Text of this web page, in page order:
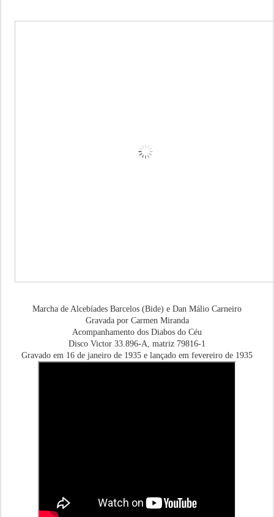
Marcha de Alcebíades Barcelos (Bide) e Dan Málio Carneiro
Gravada por Carmen Miranda
Acompanhamento dos Diabos do Céu
Disco Victor 33.896-A, matriz 79816-1
Gravado em 16 de janeiro de 1935 e lançado em fevereiro de 1935